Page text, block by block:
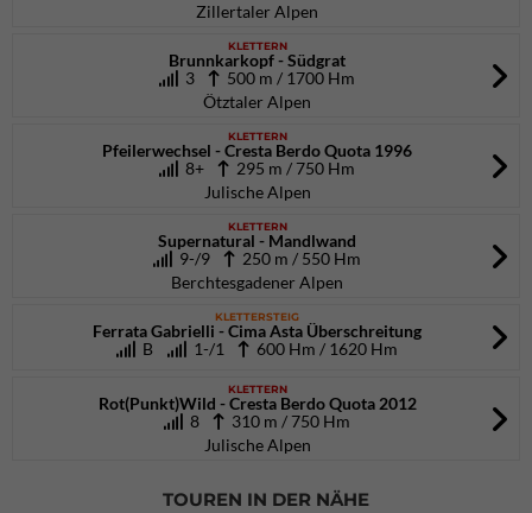
Zillertaler Alpen
KLETTERN
Brunnkarkopf - Südgrat
3
500 m / 1700 Hm
Ötztaler Alpen
KLETTERN
Pfeilerwechsel - Cresta Berdo Quota 1996
8+
295 m / 750 Hm
Julische Alpen
KLETTERN
Supernatural - Mandlwand
9-/9
250 m / 550 Hm
Berchtesgadener Alpen
KLETTERSTEIG
Ferrata Gabrielli - Cima Asta Überschreitung
B
1-/1 600 Hm / 1620 Hm
KLETTERN
Rot(Punkt)Wild - Cresta Berdo Quota 2012
8
310 m / 750 Hm
Julische Alpen
TOUREN IN DER NÄHE